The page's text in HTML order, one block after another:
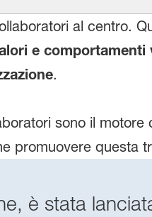
al centro.
e comportamenti
.
sono il motore
promuovere questa
è stata